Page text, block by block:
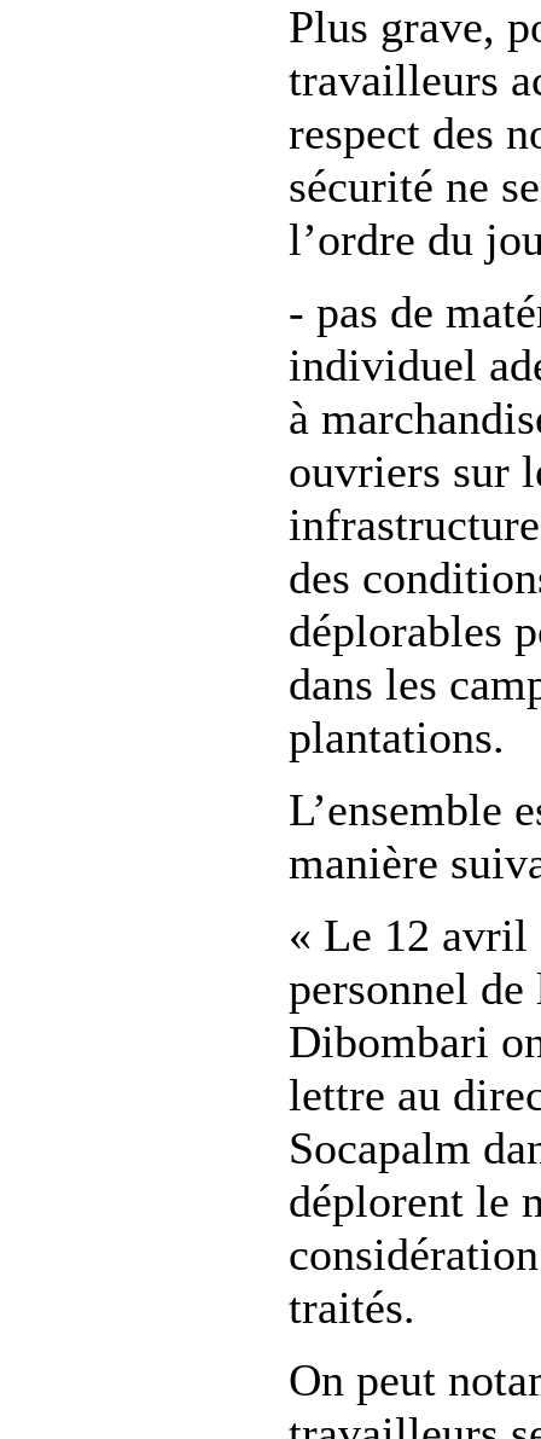
Plus grave,
travailleurs
respect des
sécurité ne
l’ordre du
- pas de
individuel
à
ouvriers sur
des
déplorables
dans les
plantations.
L’ensemble
manière
« Le 12 avril
personnel
Dibombari
lettre au
Socapalm
déplorent le
traités.
On peut